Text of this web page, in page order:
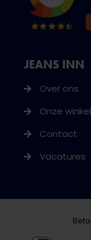
JEANS INN
Over ons
Onze
Contact
Vacatures